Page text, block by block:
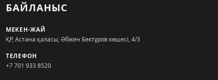
БАЙЛАНЫС
МЕКЕН-ЖАЙ
ҚР, Астана қаласы, Әбікен Бектұров көшесі, 4/3
ТЕЛЕФОН
+7 701 933 8520